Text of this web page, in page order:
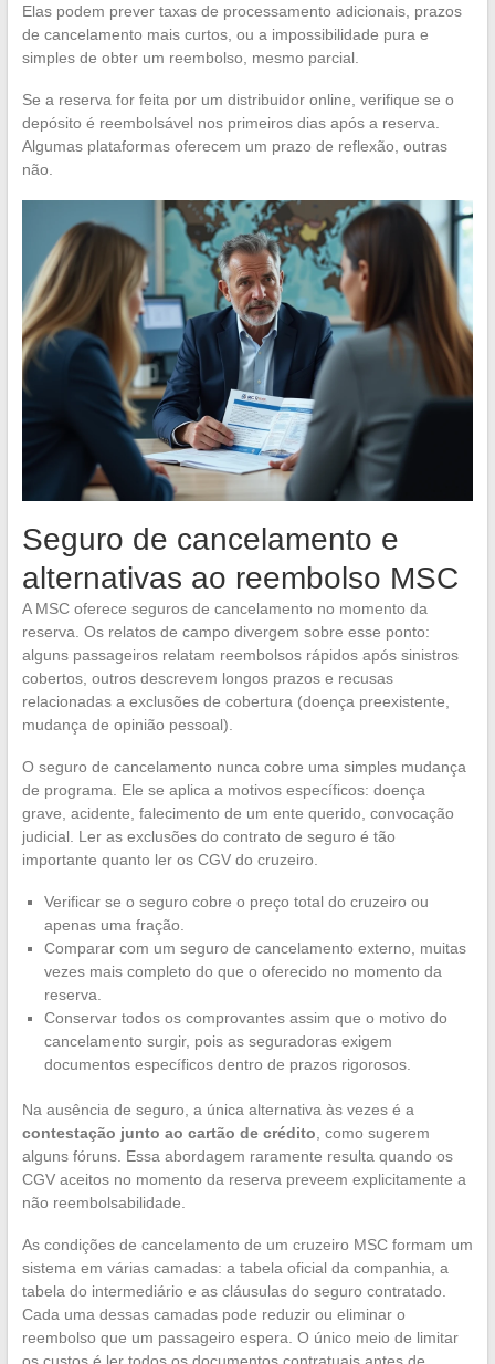
Elas podem prever taxas de processamento adicionais, prazos
de cancelamento mais curtos, ou a impossibilidade pura e
simples de obter um reembolso, mesmo parcial.
Se a reserva for feita por um distribuidor online, verifique se o
depósito é reembolsável nos primeiros dias após a reserva.
Algumas plataformas oferecem um prazo de reflexão, outras
não.
Seguro de cancelamento e
alternativas ao reembolso MSC
A MSC oferece seguros de cancelamento no momento da
reserva. Os relatos de campo divergem sobre esse ponto:
alguns passageiros relatam reembolsos rápidos após sinistros
cobertos, outros descrevem longos prazos e recusas
relacionadas a exclusões de cobertura (doença preexistente,
mudança de opinião pessoal).
O seguro de cancelamento nunca cobre uma simples mudança
de programa. Ele se aplica a motivos específicos: doença
grave, acidente, falecimento de um ente querido, convocação
judicial. Ler as exclusões do contrato de seguro é tão
importante quanto ler os CGV do cruzeiro.
Verificar se o seguro cobre o preço total do cruzeiro ou
apenas uma fração.
Comparar com um seguro de cancelamento externo, muitas
vezes mais completo do que o oferecido no momento da
reserva.
Conservar todos os comprovantes assim que o motivo do
cancelamento surgir, pois as seguradoras exigem
documentos específicos dentro de prazos rigorosos.
Na ausência de seguro, a única alternativa às vezes é a
contestação junto ao cartão de crédito, como sugerem
alguns fóruns. Essa abordagem raramente resulta quando os
CGV aceitos no momento da reserva preveem explicitamente a
não reembolsabilidade.
As condições de cancelamento de um cruzeiro MSC formam um
sistema em várias camadas: a tabela oficial da companhia, a
tabela do intermediário e as cláusulas do seguro contratado.
Cada uma dessas camadas pode reduzir ou eliminar o
reembolso que um passageiro espera. O único meio de limitar